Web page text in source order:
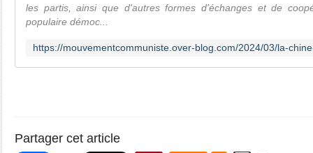
les partis, ainsi que d'autres formes d'échanges et de
populaire démoc...
Partager cet article